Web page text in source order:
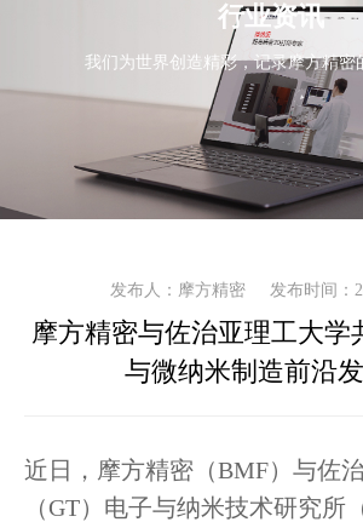
行业资讯
我们为世界创造精彩，记录摩方精密
发布人：摩方精密 发布时间：
摩方精密与佐治亚理工大学
与微纳米制造前沿发
近日，摩方精密（BMF）与佐
（GT）电子与纳米技术研究所